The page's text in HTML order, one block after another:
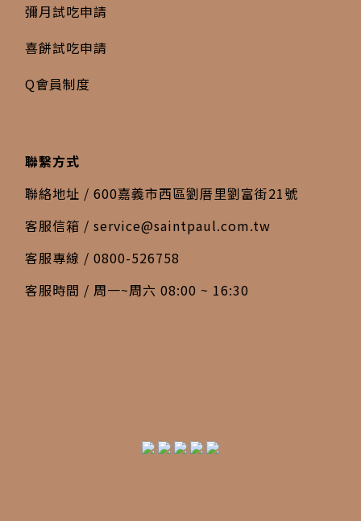
彌月試吃申請
喜餅試吃申請
Q會員制度
聯繫方式
聯絡地址 / 600嘉義市西區劉厝里劉富街21號
客服信箱 / service@saintpaul.com.tw
客服專線 / 0800-526758
客服時間 / 周一~周六 08:00 ~ 16:30